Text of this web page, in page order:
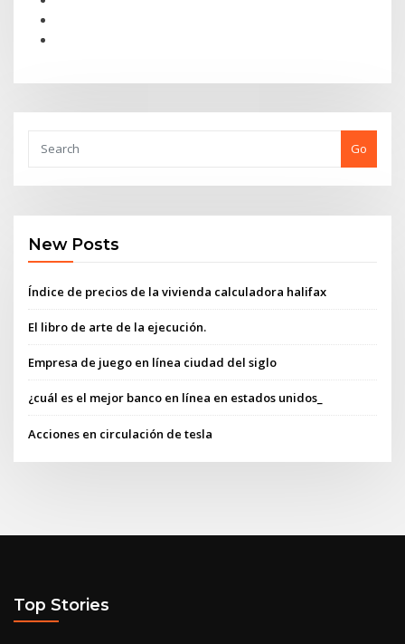
Go
New Posts
Índice de precios de la vivienda calculadora halifax
El libro de arte de la ejecución.
Empresa de juego en línea ciudad del siglo
¿cuál es el mejor banco en línea en estados unidos_
Acciones en circulación de tesla
Top Stories